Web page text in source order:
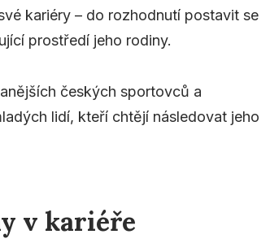
kariéry – do rozhodnutí postavit se
prostředí jeho rodiny.
českých sportovců a
lidí, kteří chtějí následovat jeho
v kariéře